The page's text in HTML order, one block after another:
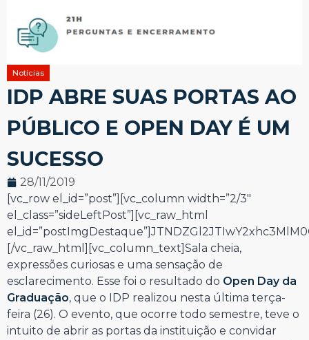
Notícias
IDP ABRE SUAS PORTAS AO
PÚBLICO E OPEN DAY É UM
SUCESSO
28/11/2019
[vc_row el_id=”post”][vc_column width=”2/3″
el_class=”sideLeftPost”][vc_raw_html
[/vc_raw_html][vc_column_text]Sala cheia,
expressões curiosas e uma sensação de
esclarecimento. Esse foi o resultado do Open Day da
Graduação, que o IDP realizou nesta última terça-
feira (26). O evento, que ocorre todo semestre, teve o
intuito de abrir as portas da instituição e convidar